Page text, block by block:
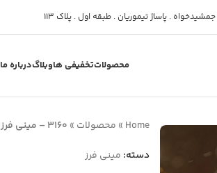
. پاساژ تیموریان . طبقه اول . پلاک 113
محصولاتتخفیفی هاوبلاگدرباره ما
Home
» محصولات » 3160 – مینی فرز برقی دسته بلند دیمردار 115 میلی‌متری 1400 وات
دسته: مینی فرز